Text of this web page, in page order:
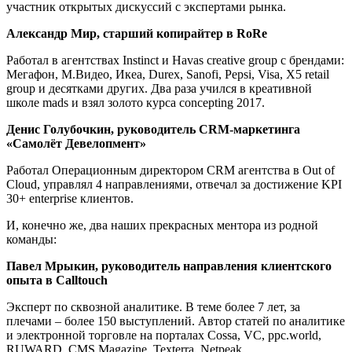
участник открытых дискуссий с экспертами рынка.
Александр Мир, старший копирайтер в RoRe
Работал в агентствах Instinct и Havas creative group с брендами:
Мегафон, М.Видео, Икеа, Durex, Sanofi, Pepsi, Visa, X5 retail
group и десятками других. Два раза учился в креативной
школе mads и взял золото курса concepting 2017.
Денис Голубочкин, руководитель CRM-маркетинга
«Самолёт Девелопмент»
Работал Операционным директором CRM агентства в Out of
Cloud, управлял 4 направлениями, отвечал за достижение KPI
30+ enterprise клиентов.
И, конечно же, два наших прекрасных ментора из родной
команды:
Павел Мрыкин, руководитель направления клиентского
опыта в Calltouch
Эксперт по сквозной аналитике. В теме более 7 лет, за
плечами – более 150 выступлений. Автор статей по аналитике
и электронной торговле на порталах Сossa, VC, ppc.world,
RUWARD, CMS Magazine, Texterra, Netpeak.